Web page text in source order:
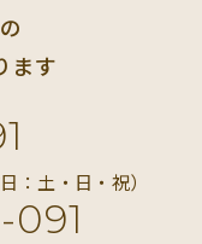
ます
：土・日・祝）
091